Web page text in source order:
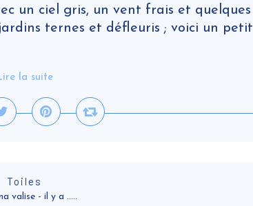
un ciel gris, un vent frais et quelques
ternes et défleuris ; voici un petit
la suite
Toiles
valise - il y a .....